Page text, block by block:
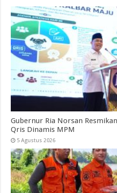
Gubernur Ria Norsan
Qris Dinamis MPM
5 Agustus 2026